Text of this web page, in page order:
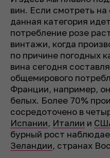
вин. Если смотреть
данная категория
потребление розе
винтажи, когда
по причине погодных
вина сегодня
общемирового
Франции, например,
белых. Более 70%
сосредоточено в
Испании, Италии и
бурный рост
Зеландии, странах